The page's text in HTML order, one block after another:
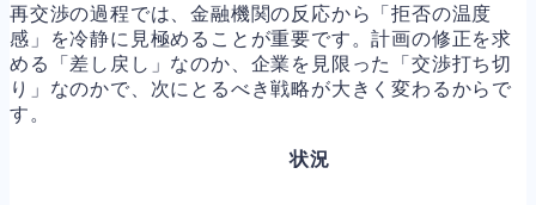
再交渉の過程では、金融機関の反応から「拒否の温度
感」を冷静に見極めることが重要です。計画の修正を求
める「差し戻し」なのか、企業を見限った「交渉打ち切
り」なのかで、次にとるべき戦略が大きく変わるからで
す。
状況